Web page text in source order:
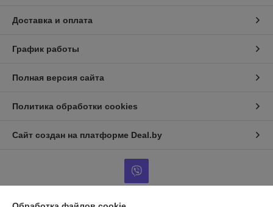
Доставка и оплата
График работы
Полная версия сайта
Политика обработки cookies
Сайт создан на платформе Deal.by